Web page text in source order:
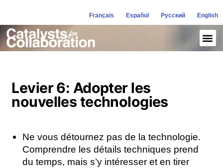
Français Español Русский English
Levier 6: Adopter les
nouvelles technologies
Ne vous détournez pas de la technologie.
Comprendre les détails techniques prend
du temps, mais s’y intéresser et en tirer